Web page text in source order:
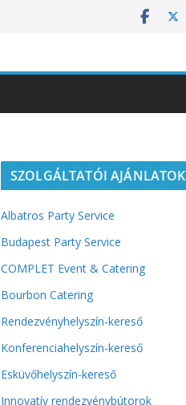
SZOLGÁLTATÓI AJÁNLATOK
Albatros Party Service
Budapest Party Service
COMPLET Event & Catering
Bourbon Catering
Rendezvényhelyszín-kereső
Konferenciahelyszín-kereső
Esküvőhelyszín-kereső
Innovatív rendezvénybútorok